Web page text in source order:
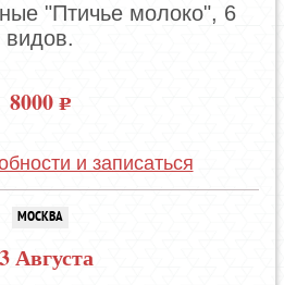
"Птичье молоко", 6
видов.
8000
и записаться
МОСКВА
Августа